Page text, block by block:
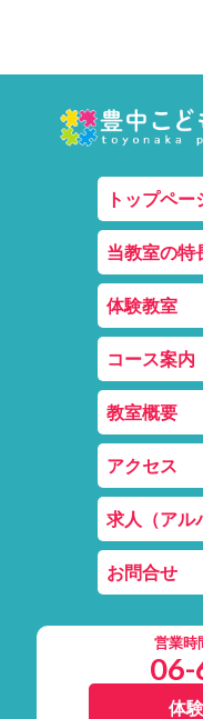
トップペー
当教室の特
体験教室
コース案内
教室概要
アクセス
求人（アル
お問合せ
営業時
体